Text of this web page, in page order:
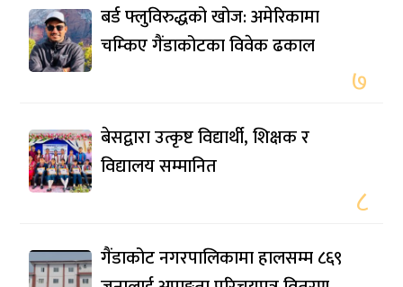
बर्ड फ्लुविरुद्धको खोज: अमेरिकामा
चम्किए गैंडाकोटका विवेक ढकाल
७
बेसद्वारा उत्कृष्ट विद्यार्थी, शिक्षक र
विद्यालय सम्मानित
८
गैंडाकोट नगरपालिकामा हालसम्म ८६९